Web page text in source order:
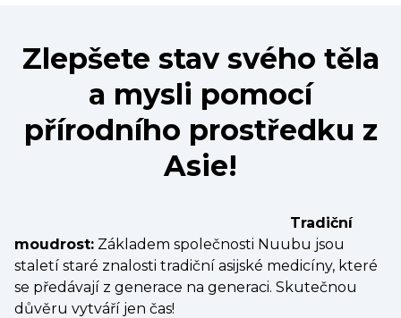
Zlepšete stav svého těla
a mysli pomocí
přírodního prostředku z
Asie!
Tradiční
moudrost: Základem společnosti Nuubu jsou
staletí staré znalosti tradiční asijské medicíny, které
se předávají z generace na generaci. Skutečnou
důvěru vytváří jen čas!